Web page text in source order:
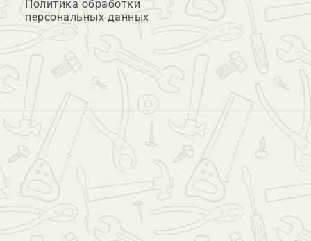
Политика обработки
персональных данных